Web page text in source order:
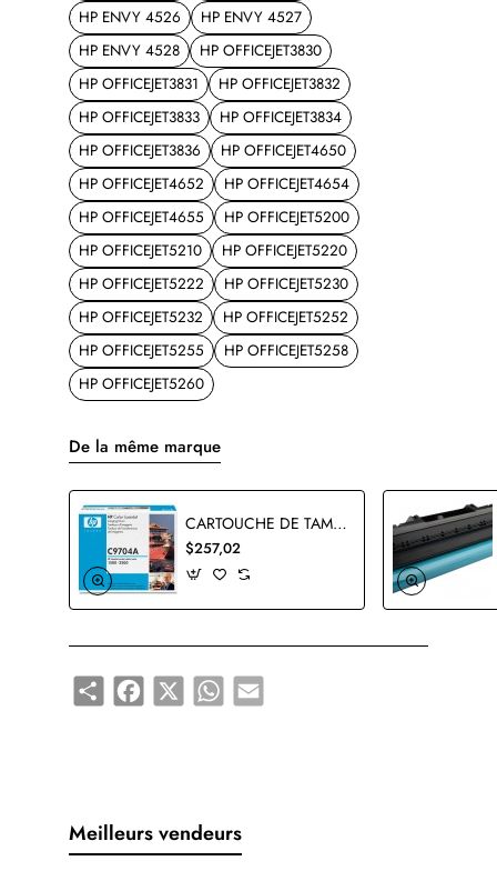
HP ENVY 4526
HP ENVY 4527
HP ENVY 4528
HP OFFICEJET3830
HP OFFICEJET3831
HP OFFICEJET3832
HP OFFICEJET3833
HP OFFICEJET3834
HP OFFICEJET3836
HP OFFICEJET4650
HP OFFICEJET4652
HP OFFICEJET4654
HP OFFICEJET4655
HP OFFICEJET5200
HP OFFICEJET5210
HP OFFICEJET5220
HP OFFICEJET5222
HP OFFICEJET5230
HP OFFICEJET5232
HP OFFICEJET5252
HP OFFICEJET5255
HP OFFICEJET5258
HP OFFICEJET5260
De la même marque
CARTOUCHE DE TAMBOUR HP C9704A ORIGINALE
$257,02
Share Facebook
X WhatsApp
Email
Meilleurs vendeurs